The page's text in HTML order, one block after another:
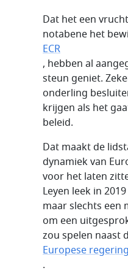
Dat het een
notabene het
ECR
, hebben al
steun geniet.
onderling
krijgen als het
beleid.
Dat maakt de
dynamiek van
voor het laten
Leyen leek in
maar slechts een
om een
zou spelen naast
Europese
.